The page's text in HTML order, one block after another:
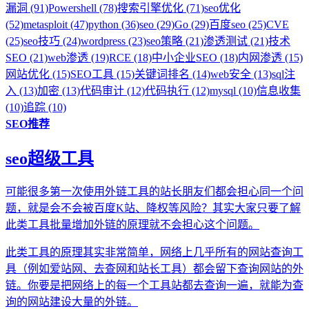
漏洞 (91)Powershell (78)搜索引擎优化 (71)seo优化
(52)metasploit (47)python (36)seo (29)Go (29)百度seo (25)CVE
(25)seo技巧 (24)wordpress (23)seo策略 (21)渗透测试 (21)技术
SEO (21)web渗透 (19)RCE (18)中小企业SEO (18)内网渗透 (15)
网站优化 (15)SEO工具 (15)关键词排名 (14)web安全 (13)sql注
入 (13)加密 (13)代码审计 (12)代码执行 (12)mysql (10)信息收集
(10)追踪 (10)
SEO推荐
seo超级工具
可能很多第一次使用外链工具的站长朋友们都会担心同一个问
题，就是会不会被百度K站、降权等风险？其实大家只要了解
此类工具批量增加外链的原理就不会担心这个问题。
此类工具的原理其实非常简单，网络上几乎所有的网站查询工
具（例如爱站网、去查网和站长工具）都会留下查询网站的外
链。你要是把网络上的每一个工具站都去查询一遍，就能为查
询的网站建设大量的外链。